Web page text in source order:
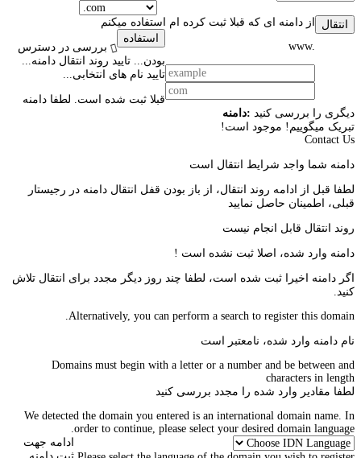
انتقال
از دامنه ای که قبلا ثبت کرده ام استفاده میکنم
www.
استفاده
بررسی در دسترس
بودن...
تایید روند انتقال دامنه...
تایید نام های انتخابی...
قبلا ثبت شده است. لطفا دامنه
دیگری را بررسی کنید :دامنه
تبریک میگوییم! موجود است!
Contact Us
دامنه شما واجد شرایط انتقال است
لطفا قبل از ادامه روند انتقال، از باز بودن قفل انتقال دامنه در رجیستار
قبلی، اطمینان حاصل نمایید
روند انتقال قابل انجام نیست
دامنه وارد شده، اصلا ثبت نشده است !
اگر دامنه اخیرا ثبت شده است، لطفا چند روز دیگر مجدد برای انتقال تلاش
کنید.
Alternatively, you can perform a search to register this domain.
نام دامنه وارد شده، نامعتبر است
Domains must begin with a letter or a number and be between and
characters in length
لطفا مقادیر وارد شده را مجدد بررسی کنید
We detected the domain you entered is an international domain name. In
order to continue, please select your desired domain language.
ادامه جهت